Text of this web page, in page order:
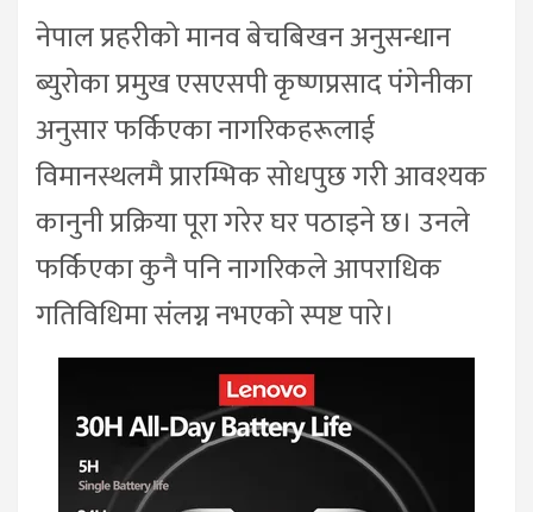
नेपाल प्रहरीको मानव बेचबिखन अनुसन्धान
ब्युरोका प्रमुख एसएसपी कृष्णप्रसाद पंगेनीका
अनुसार फर्किएका नागरिकहरूलाई
विमानस्थलमै प्रारम्भिक सोधपुछ गरी आवश्यक
कानुनी प्रक्रिया पूरा गरेर घर पठाइने छ। उनले
फर्किएका कुनै पनि नागरिकले आपराधिक
गतिविधिमा संलग्न नभएको स्पष्ट पारे।